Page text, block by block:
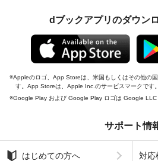
dブックアプリのダウン
Appleのロゴ、App Storeは、米国もしくはその他の
す。App Storeは、Apple Inc.のサービスマークです。
Google Play および Google Play ロゴは Google LLC
サポート情
はじめての方へ 対応